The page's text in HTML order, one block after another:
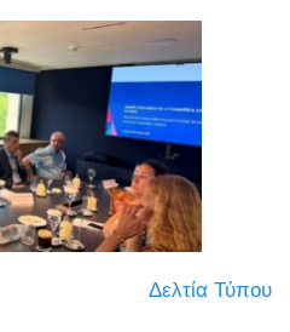
Δελτία Τύπου